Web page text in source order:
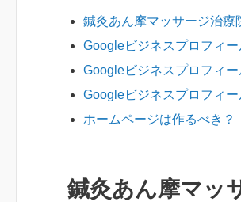
鍼灸あん摩マッサージ治療
Googleビジネスプロフィ
Googleビジネスプロフィ
Googleビジネスプロフィ
ホームページは作るべき？
鍼灸あん摩マッ